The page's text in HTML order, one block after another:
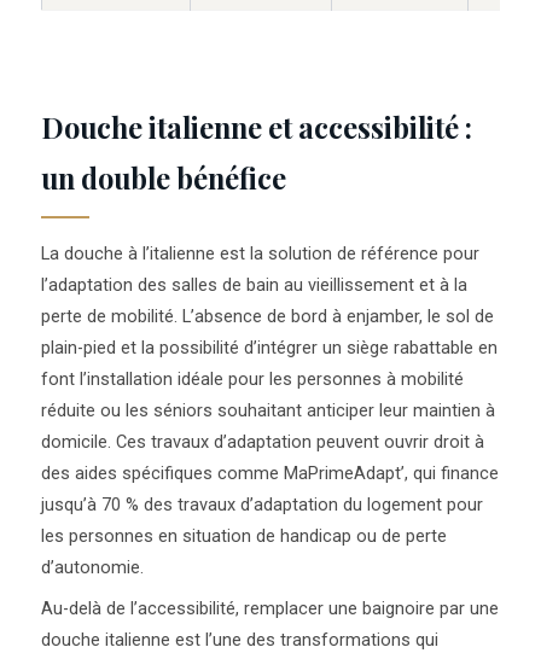
Douche italienne et accessibilité :
un double bénéfice
La douche à l’italienne est la solution de référence pour
l’adaptation des salles de bain au vieillissement et à la
perte de mobilité. L’absence de bord à enjamber, le sol de
plain-pied et la possibilité d’intégrer un siège rabattable en
font l’installation idéale pour les personnes à mobilité
réduite ou les séniors souhaitant anticiper leur maintien à
domicile. Ces travaux d’adaptation peuvent ouvrir droit à
des aides spécifiques comme MaPrimeAdapt’, qui finance
jusqu’à 70 % des travaux d’adaptation du logement pour
les personnes en situation de handicap ou de perte
d’autonomie.
Au-delà de l’accessibilité, remplacer une baignoire par une
douche italienne est l’une des transformations qui